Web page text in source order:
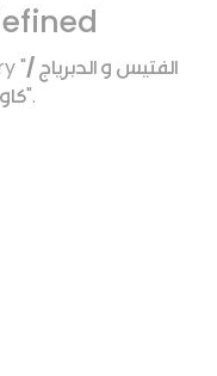
"الفتيس و الدبرياج /
".